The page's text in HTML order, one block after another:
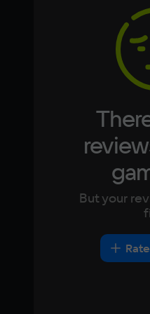
Video card
NVIDIA GeForce
DirectX(R): 11,
Japanese
But your